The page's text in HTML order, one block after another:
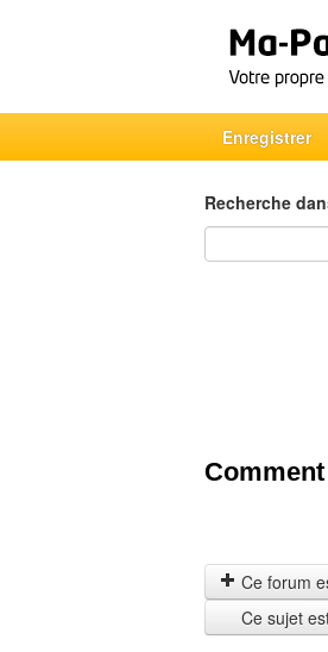
Enregistrer
Recherche
Recherche dans
Ce forum
Ce sujet